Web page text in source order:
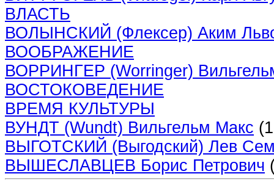
ВЛАСТЬ
ВОЛЫНСКИЙ (Флексер) Аким
ВООБРАЖЕНИЕ
ВОРРИНГЕР (Worringer)
ВОСТОКОВЕДЕНИЕ
ВРЕМЯ КУЛЬТУРЫ
ВУНДТ (Wundt) Вильгельм Макс
ВЫГОТСКИЙ (Выгодский) Лев
ВЫШЕСЛАВЦЕВ Борис Петрович